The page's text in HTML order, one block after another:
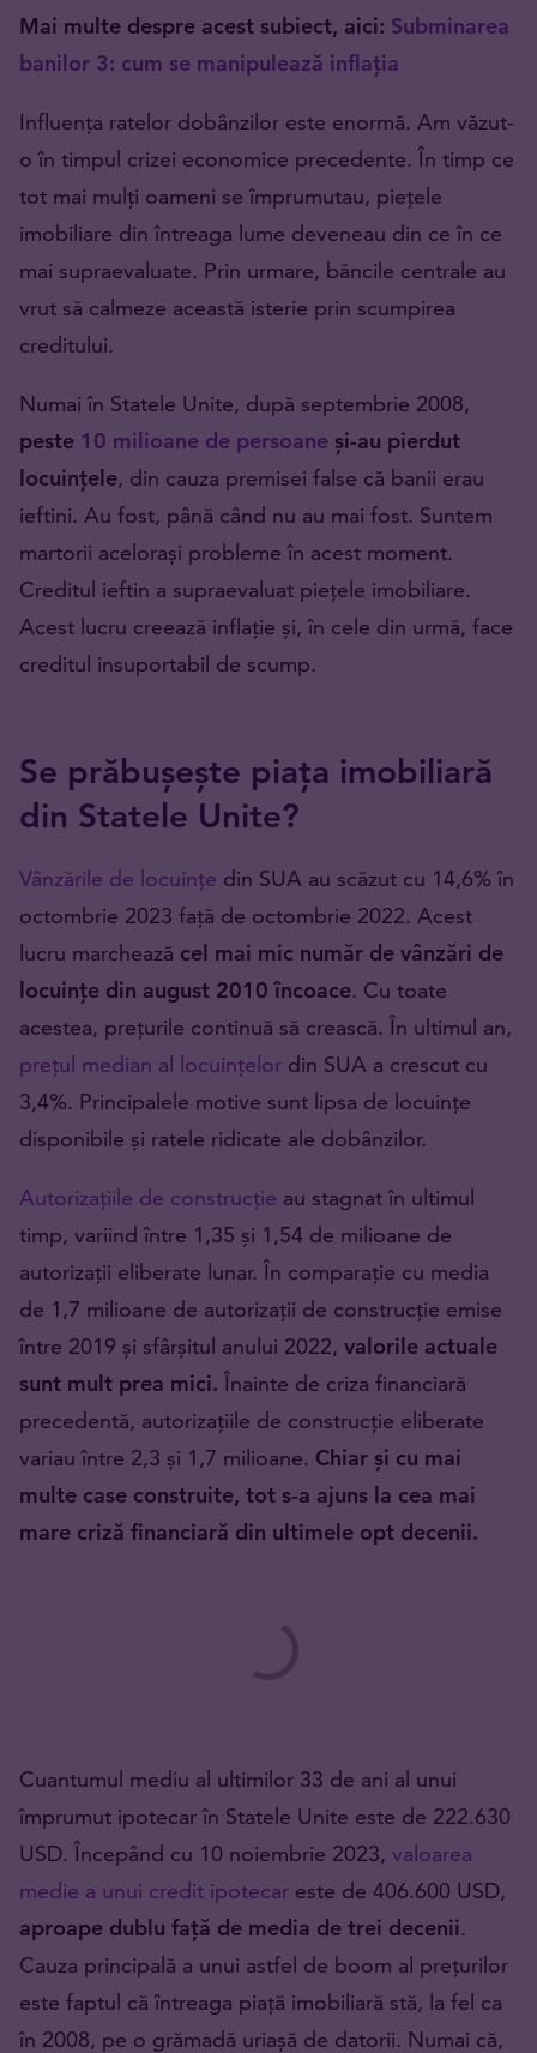
Mai multe despre acest subiect, aici: Subminarea
banilor 3: cum se manipulează inflația
Influența ratelor dobânzilor este enormă. Am văzut-
o în timpul crizei economice precedente. În timp ce
tot mai mulți oameni se împrumutau, piețele
imobiliare din întreaga lume deveneau din ce în ce
mai supraevaluate. Prin urmare, băncile centrale au
vrut să calmeze această isterie prin scumpirea
creditului.
Numai în Statele Unite, după septembrie 2008,
peste 10 milioane de persoane și-au pierdut
locuințele, din cauza premisei false că banii erau
ieftini. Au fost, până când nu au mai fost. Suntem
martorii acelorași probleme în acest moment.
Creditul ieftin a supraevaluat piețele imobiliare.
Acest lucru creează inflație și, în cele din urmă, face
creditul insuportabil de scump.
Se prăbușește piața imobiliară
din Statele Unite?
Vânzările de locuințe din SUA au scăzut cu 14,6% în
octombrie 2023 față de octombrie 2022. Acest
lucru marchează cel mai mic număr de vânzări de
locuințe din august 2010 încoace. Cu toate
acestea, prețurile continuă să crească. În ultimul an,
prețul median al locuințelor din SUA a crescut cu
3,4%. Principalele motive sunt lipsa de locuințe
disponibile și ratele ridicate ale dobânzilor.
Autorizațiile de construcție au stagnat în ultimul
timp, variind între 1,35 și 1,54 de milioane de
autorizații eliberate lunar. În comparație cu media
de 1,7 milioane de autorizații de construcție emise
între 2019 și sfârșitul anului 2022, valorile actuale
sunt mult prea mici. Înainte de criza financiară
precedentă, autorizațiile de construcție eliberate
variau între 2,3 și 1,7 milioane. Chiar și cu mai
multe case construite, tot s-a ajuns la cea mai
mare criză financiară din ultimele opt decenii.
Cuantumul mediu al ultimilor 33 de ani al unui
împrumut ipotecar în Statele Unite este de 222.630
USD. Începând cu 10 noiembrie 2023, valoarea
medie a unui credit ipotecar este de 406.600 USD,
aproape dublu față de media de trei decenii.
Cauza principală a unui astfel de boom al prețurilor
este faptul că întreaga piață imobiliară stă, la fel ca
în 2008, pe o grămadă uriașă de datorii. Numai că,